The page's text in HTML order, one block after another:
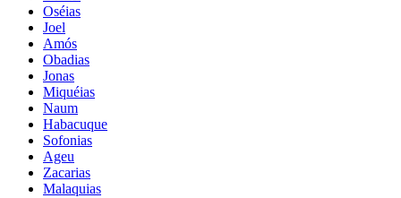
Oséias
Joel
Amós
Obadias
Jonas
Miquéias
Naum
Habacuque
Sofonias
Ageu
Zacarias
Malaquias